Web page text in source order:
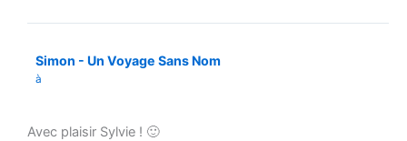
Simon - Un Voyage Sans Nom
à
Avec plaisir Sylvie ! 🙂